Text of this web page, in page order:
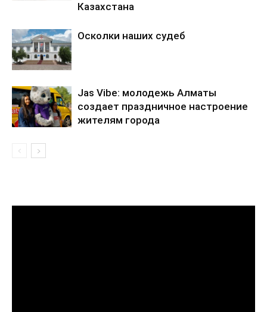
Казахстана
Осколки наших судеб
Jas Vibe: молодежь Алматы
создает праздничное настроение
жителям города